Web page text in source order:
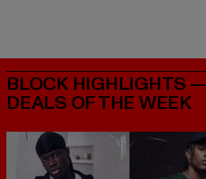
BLOCK HIGHLIGHTS —
DEALS OF THE WEEK